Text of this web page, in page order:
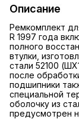
Описание
Ремкомплект
R 1997 года
полного
втулки,
стали 52100
после
подшипники
специальной
оболочку из
предусмотрен